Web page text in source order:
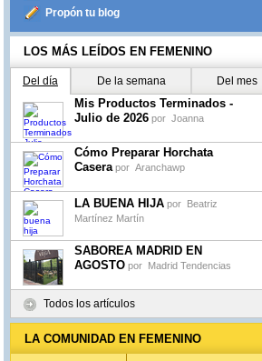
Propón tu blog
LOS MÁS LEÍDOS EN FEMENINO
Del día De la semana Del mes
Mis Productos Terminados -
Julio de 2026 por Joanna
Cómo Preparar Horchata
Casera por Aranchawp
LA BUENA HIJA por Beatriz
Martínez Martín
SABOREA MADRID EN
AGOSTO por Madrid Tendencias
Todos los artículos
LA COMUNIDAD EN FEMENINO